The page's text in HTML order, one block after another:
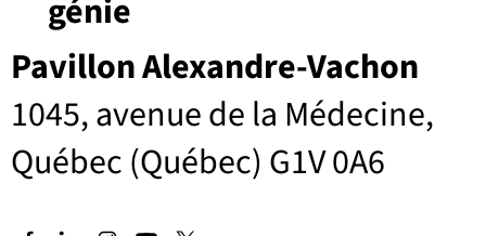
Pavillon Alexandre-Vachon
1045, avenue de la Médecine,
Québec (Québec) G1V 0A6
génie